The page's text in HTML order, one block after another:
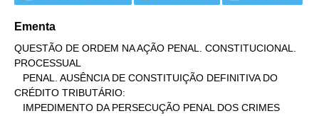
Ementa
QUESTÃO DE ORDEM NA AÇÃO PENAL. CONSTITUCIONAL.
PROCESSUAL
CRÉDITO TRIBUTÁRIO: